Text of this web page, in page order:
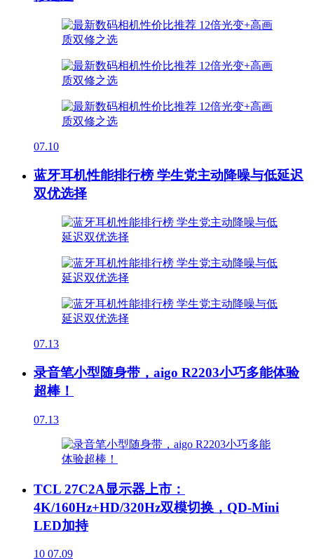
07.10
蓝牙耳机性能排行榜 学生党主动降噪与低延迟
双优选择
07.13
录音笔小型随身带，aigo R2203小巧多能体验
超棒！
07.13
TCL 27C2A显示器上市：
4K/160Hz+HD/320Hz双模切换，QD-Mini
LED加持
10 07.09